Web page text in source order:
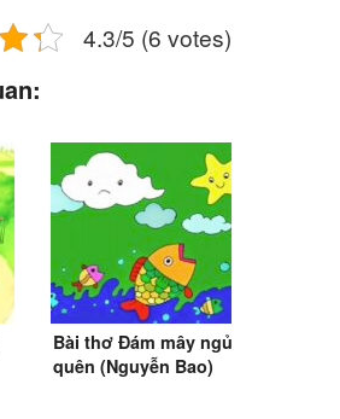
4.3/5 (6 votes)
Bài thơ Đám mây ngủ
quên (Nguyễn Bao)